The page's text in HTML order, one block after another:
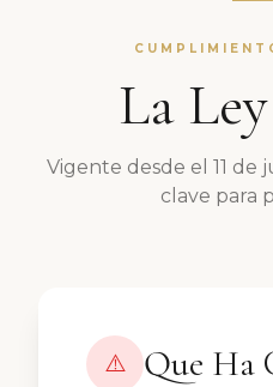
La
Vigente desde el 11 de
clave para
⚠️ Que Ha